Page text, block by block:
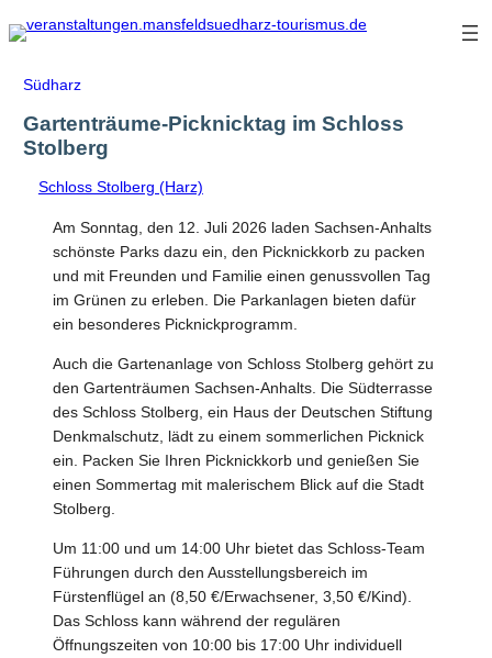
Zum
Inhalt
Südharz
Gartenträume-Picknicktag im Schloss
Stolberg
Schloss Stolberg (Harz)
Am Sonntag, den 12. Juli 2026 laden Sachsen-Anhalts
schönste Parks dazu ein, den Picknickkorb zu packen
und mit Freunden und Familie einen genussvollen Tag
im Grünen zu erleben. Die Parkanlagen bieten dafür
ein besonderes Picknickprogramm.
Auch die Gartenanlage von Schloss Stolberg gehört zu
den Gartenträumen Sachsen-Anhalts. Die Südterrasse
des Schloss Stolberg, ein Haus der Deutschen Stiftung
Denkmalschutz, lädt zu einem sommerlichen Picknick
ein. Packen Sie Ihren Picknickkorb und genießen Sie
einen Sommertag mit malerischem Blick auf die Stadt
Stolberg.
Um 11:00 und um 14:00 Uhr bietet das Schloss-Team
Führungen durch den Ausstellungsbereich im
Fürstenflügel an (8,50 €/Erwachsener, 3,50 €/Kind).
Das Schloss kann während der regulären
Öffnungszeiten von 10:00 bis 17:00 Uhr individuell